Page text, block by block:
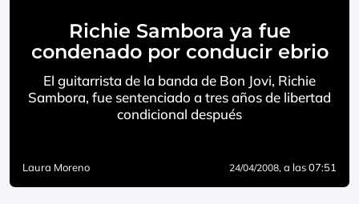
Richie Sambora ya fue
condenado por conducir ebrio
El guitarrista de la banda de Bon Jovi, Richie
Sambora, fue sentenciado a tres años de libertad
condicional después
Laura Moreno 24/04/2008, a las 07:51